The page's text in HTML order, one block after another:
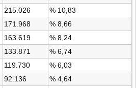
215.026
% 10,83
171.968
% 8,66
163.619
% 8,24
133.871
% 6,74
119.730
% 6,03
92.136
% 4,64